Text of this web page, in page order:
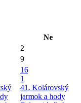
Ne
2
9
16
1
41. Kolárovský
jarmok a hody